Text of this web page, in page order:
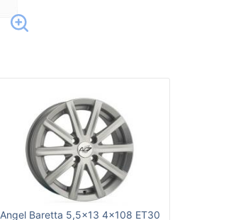
Angel Baretta 5,5x13 4x108 ET30